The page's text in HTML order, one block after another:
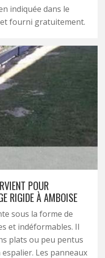
indiquée dans le
fourni gratuitement.
POUR
RIGIDE À AMBOISE
sous la forme de
et indéformables. Il
plats ou peu pentus
Les panneaux